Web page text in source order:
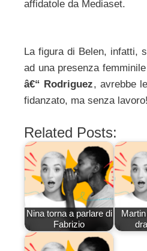
affidatole da Mediaset.
La figura di Belen, infatti,
ad una presenza
â€“ Rodriguez, avrebbe
fidanzato, ma senza lavoro!
Related Posts:
Nina torna a parlare di
Fabrizio